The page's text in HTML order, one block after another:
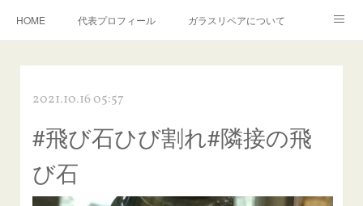
HOME 代表プロフィール ガラスリペアについて
飛び石施工料金について
当店へのアクセス 建築ガラスキズ取り・研磨・磨き
【プロ使用】フッ素系ガラストリートメント『アクアペル』
2021.10.16 05:57
#飛び石ひび割れ#隣接の飛
び石